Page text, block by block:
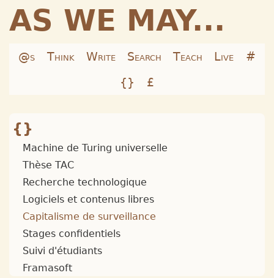
AS WE MAY...
@s Think Write Search Teach Live
#
{}
£
{}
Machine de Turing universelle
Thèse TAC
Recherche technologique
Logiciels et contenus libres
Capitalisme de surveillance
Stages confidentiels
Suivi d'étudiants
Framasoft